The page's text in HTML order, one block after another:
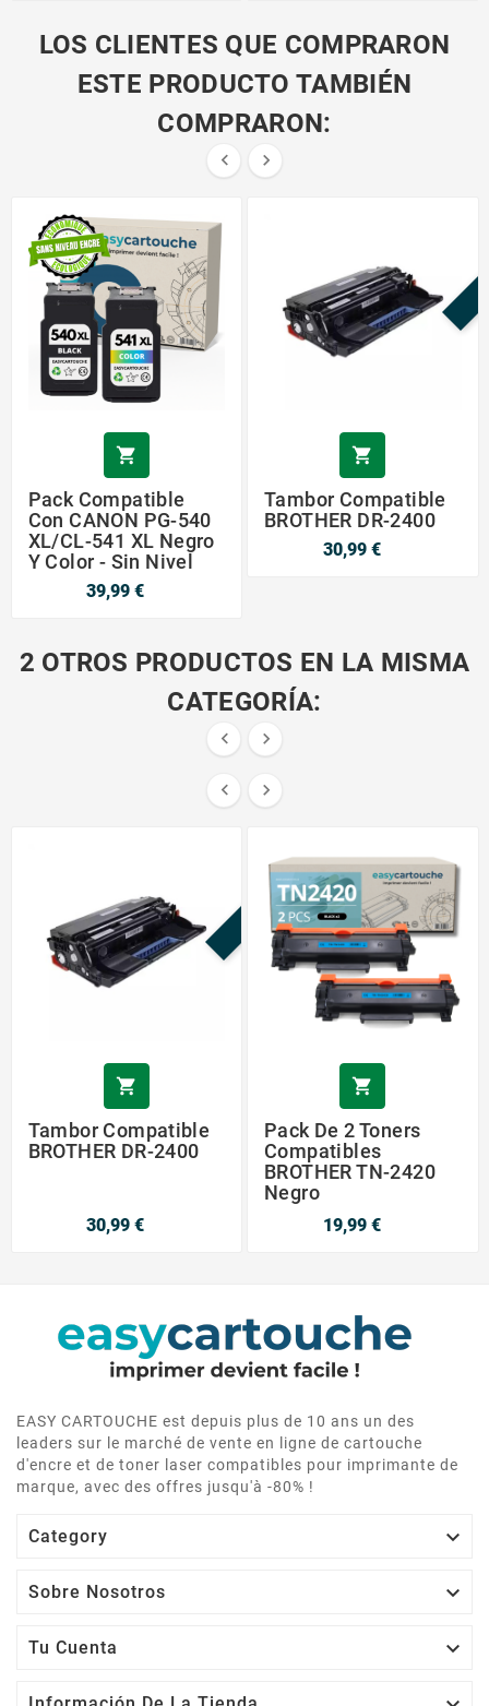
LOS CLIENTES QUE COMPRARON
ESTE PRODUCTO TAMBIÉN
COMPRARON:
 

Pack Compatible
Con CANON PG-540
XL/CL-541 XL Negro
Y Color - Sin Nivel
39,99 €

Tambor Compatible
BROTHER DR-2400
30,99 €
2 OTROS PRODUCTOS EN LA MISMA
CATEGORÍA:
 
 
¡EN OFERTA!

Tambor Compatible
BROTHER DR-2400
30,99 €

Pack De 2 Toners
Compatibles
BROTHER TN-2420
Negro
19,99 €
EASY CARTOUCHE est depuis plus de 10 ans un des
leaders sur le marché de vente en ligne de cartouche
d'encre et de toner laser compatibles pour imprimante de
marque, avec des offres jusqu'à -80% !
Category 
Sobre Nosotros 
Tu Cuenta 